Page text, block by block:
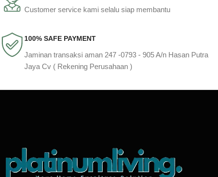
Customer service kami selalu siap membantu
100% SAFE PAYMENT
Jaminan transaksi aman 247 -0793 - 905 A/n Hasan Putra
Jaya Cv ( Rekening Perusahaan )